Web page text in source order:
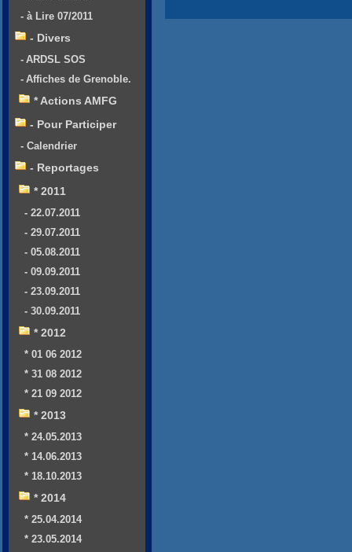
- à Lire 07/2011
- Divers
- ARDSL SOS
- Affiches de Grenoble.
* Actions AMFG
- Pour Participer
- Calendrier
- Reportages
* 2011
- 22.07.2011
- 29.07.2011
- 05.08.2011
- 09.09.2011
- 23.09.2011
- 30.09.2011
* 2012
* 01 06 2012
* 31 08 2012
* 21 09 2012
* 2013
* 24.05.2013
* 14.06.2013
* 18.10.2013
* 2014
* 25.04.2014
* 23.05.2014